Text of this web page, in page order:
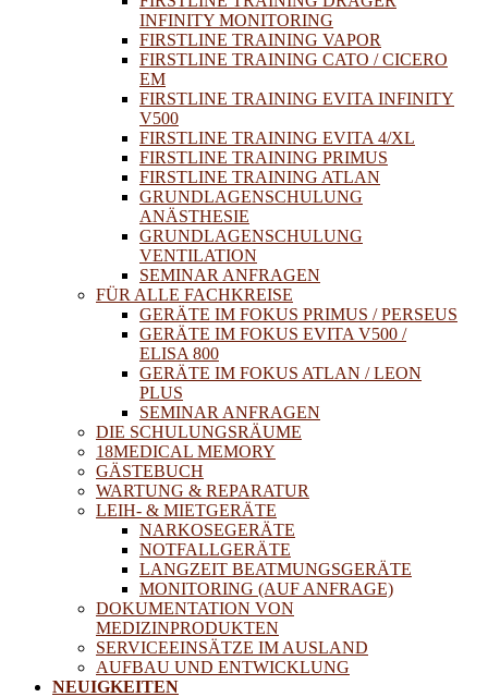
INFINITY MONITORING
FIRSTLINE TRAINING VAPOR
FIRSTLINE TRAINING CATO / CICERO
EM
FIRSTLINE TRAINING EVITA INFINITY
V500
FIRSTLINE TRAINING EVITA 4/XL
FIRSTLINE TRAINING PRIMUS
FIRSTLINE TRAINING ATLAN
GRUNDLAGENSCHULUNG
ANÄSTHESIE
GRUNDLAGENSCHULUNG
VENTILATION
SEMINAR ANFRAGEN
FÜR ALLE FACHKREISE
GERÄTE IM FOKUS PRIMUS / PERSEUS
GERÄTE IM FOKUS EVITA V500 /
ELISA 800
GERÄTE IM FOKUS ATLAN / LEON
PLUS
SEMINAR ANFRAGEN
DIE SCHULUNGSRÄUME
18MEDICAL MEMORY
GÄSTEBUCH
WARTUNG & REPARATUR
LEIH- & MIETGERÄTE
NARKOSEGERÄTE
NOTFALLGERÄTE
LANGZEIT BEATMUNGSGERÄTE
MONITORING (AUF ANFRAGE)
DOKUMENTATION VON
MEDIZINPRODUKTEN
SERVICEEINSÄTZE IM AUSLAND
AUFBAU UND ENTWICKLUNG
NEUIGKEITEN